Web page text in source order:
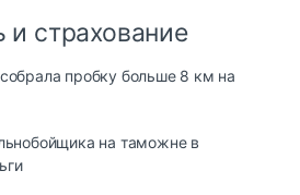
и страхование
пробку больше 8 км на
на таможне в